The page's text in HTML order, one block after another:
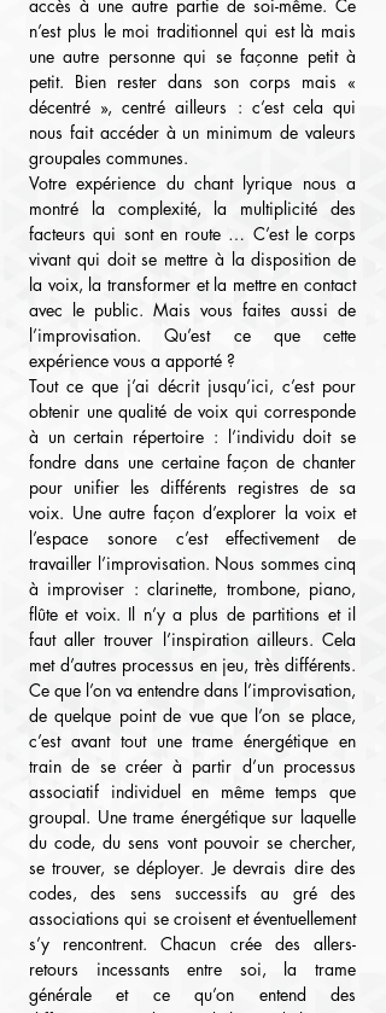
accès à une autre partie de soi-même. Ce
n’est plus le moi traditionnel qui est là mais
une autre personne qui se façonne petit à
petit. Bien rester dans son corps mais «
décentré », centré ailleurs : c’est cela qui
nous fait accéder à un minimum de valeurs
groupales communes.
Votre expérience du chant lyrique nous a
montré la complexité, la multiplicité des
facteurs qui sont en route … C’est le corps
vivant qui doit se mettre à la disposition de
la voix, la transformer et la mettre en contact
avec le public. Mais vous faites aussi de
l’improvisation. Qu’est ce que cette
expérience vous a apporté ?
Tout ce que j’ai décrit jusqu’ici, c’est pour
obtenir une qualité de voix qui corresponde
à un certain répertoire : l’individu doit se
fondre dans une certaine façon de chanter
pour unifier les différents registres de sa
voix. Une autre façon d’explorer la voix et
l’espace sonore c’est effectivement de
travailler l’improvisation. Nous sommes cinq
à improviser : clarinette, trombone, piano,
flûte et voix. Il n’y a plus de partitions et il
faut aller trouver l’inspiration ailleurs. Cela
met d’autres processus en jeu, très différents.
Ce que l’on va entendre dans l’improvisation,
de quelque point de vue que l’on se place,
c’est avant tout une trame énergétique en
train de se créer à partir d’un processus
associatif individuel en même temps que
groupal. Une trame énergétique sur laquelle
du code, du sens vont pouvoir se chercher,
se trouver, se déployer. Je devrais dire des
codes, des sens successifs au gré des
associations qui se croisent et éventuellement
s’y rencontrent. Chacun crée des allers-
retours incessants entre soi, la trame
générale et ce qu’on entend des